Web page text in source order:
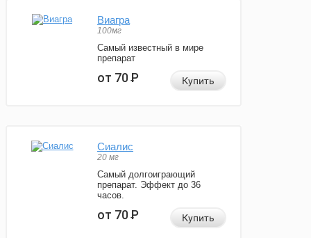
Виагра
100мг
Самый известный в мире
препарат
от 70Р Купить
Сиалис
20 мг
Самый долгоиграющий
препарат. Эффект до 36
часов.
от 70Р Купить